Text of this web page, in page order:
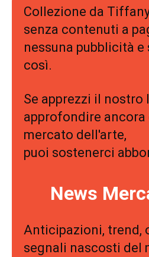
Collezione da
senza contenuti a
nessuna pubblicità e
così.
Se apprezzi il nostro
approfondire ancora
mercato dell'arte,
puoi sostenerci
News
Anticipazioni, trend,
segnali nascosti del